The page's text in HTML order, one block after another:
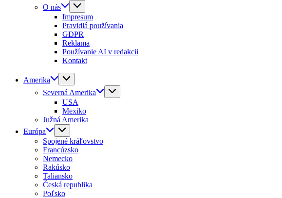
O nás
Impresum
Pravidlá používania
GDPR
Reklama
Používanie AI v redakcii
Kontakt
Amerika
Severná Amerika
USA
Mexiko
Južná Amerika
Európa
Spojené kráľovstvo
Francúzsko
Nemecko
Rakúsko
Taliansko
Česká republika
Poľsko